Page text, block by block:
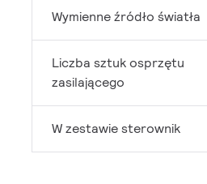
Wymienne źródło światła
Liczba sztuk osprzętu
zasilającego
W zestawie sterownik